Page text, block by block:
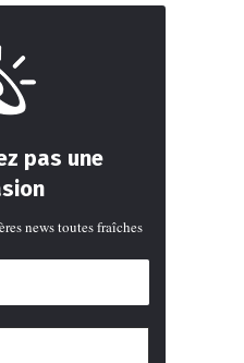
pas une
news toutes fraîches